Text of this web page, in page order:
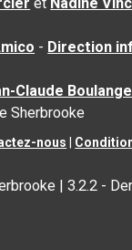
- Direction
Claude
Sherbrooke
nous
|3.2.2 -